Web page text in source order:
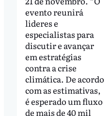
evento reunirá
lideres e
especialistas para
discutir e avançar
em estratégias
contra a crise
climática. De acordo
com as estimativas,
é esperado um fluxo
de mais de 40 mil